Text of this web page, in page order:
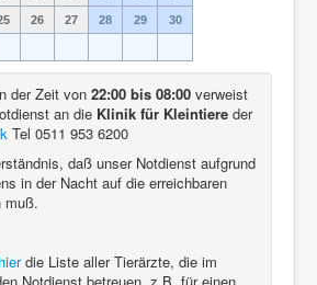
26 27 28 29 30
der Zeit von 22:00 bis 08:00 verweist
an die Klinik für Kleintiere der
Tel 0511 953 6200
daß unser Notdienst aufgrund
in der Nacht auf die erreichbaren
muß.
hierdie Liste aller Tierärzte, die im